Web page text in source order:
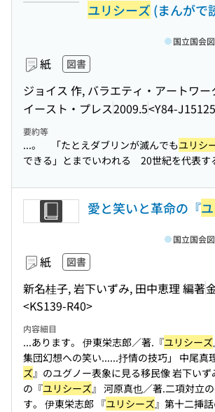
ユリシーズ (まんがで
紙 図書
ジョイス 作, バラエティ・アートワー
イースト・プレス2009.5<Y84-
国立国会
要約等
...。 「たとえダブリンが滅んでもユリシ
できる」とまでいわれる 20世紀を代表す
愛と笑いと革命の『
紙 図書
新名桂子, 岩下いずみ, 田中恵理 編著
<KS139-R40>
国立国会
内容細目
...あります。 伊東栄志郎／著.『ユリシーズ
集団幻想への笑い......抒情の技巧」 中尾真
ズ』のユグノー表象に見る移民像 岩下い
の『ユリシーズ』 河原真也／著.二項対立
す。 伊東栄志郎 『ユリシーズ』第十二挿